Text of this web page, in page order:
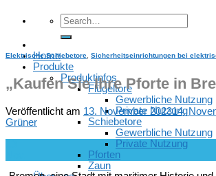
Home
Produkte
Produktinfos
Flügeltore
Gewerbliche Nutzung
Private Nutzung
Schiebetore
Gewerbliche Nutzung
Private Nutzung
Pforten
Zaun
Elektrische Schiebetore Sicherheitseinrichtungen bei
„Kaufen Sie Ihre Pforte in
Veröffentlicht am 13. November 202314.
Grüner